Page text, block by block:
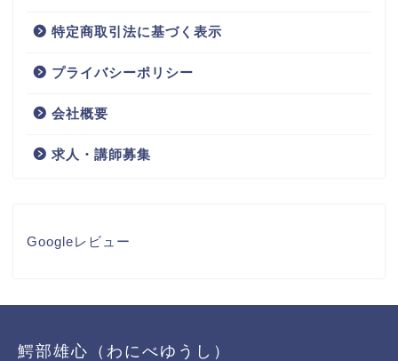
特定商取引法に基づく表示
プライバシーポリシー
会社概要
求人・講師募集
Googleレビュー
鰐部雄心（わにべゆうし）